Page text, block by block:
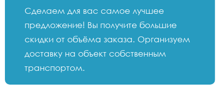
Сделаем для вас самое лучшее
предложение! Вы получите большие
скидки от объёма заказа. Организуем
доставку на объект собственным
транспортом.